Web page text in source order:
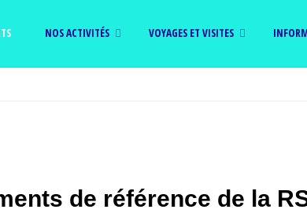
NOS ACTIVITÉS VOYAGES ET VISITES
de référence de la